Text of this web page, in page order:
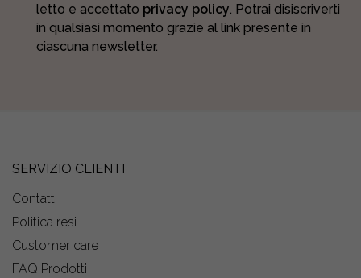
letto e accettato privacy policy. Potrai disiscriverti
in qualsiasi momento grazie al link presente in
ciascuna newsletter.
SERVIZIO CLIENTI
Contatti
Politica resi
Customer care
FAQ Prodotti